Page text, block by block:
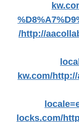
/http://
kw.com/
locks.com/